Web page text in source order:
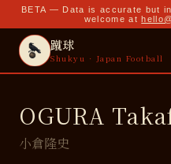
BETA — Data is accurate but
welcome at
蹴球
Shukyu · Japan Football
OGURA
小倉隆史